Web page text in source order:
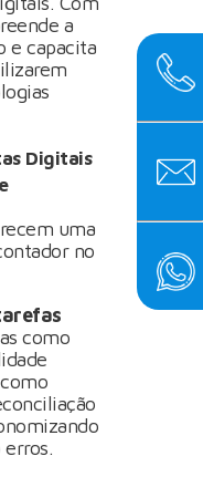
a
e capacita
Digitais
uma
no
como